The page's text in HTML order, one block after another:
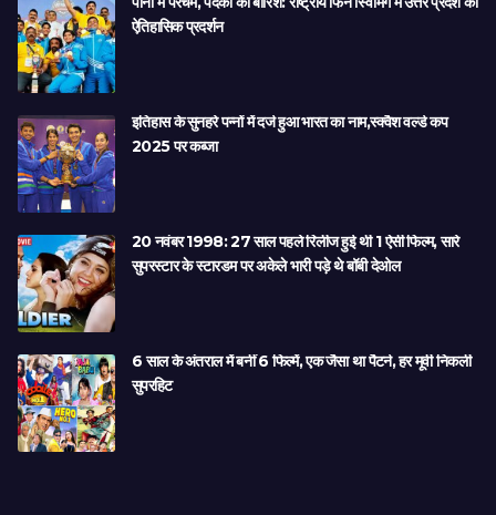
ऐतिहासिक प्रदर्शन
इतिहास के सुनहरे पन्नों में दर्ज हुआ भारत का नाम,स्क्वैश वर्ल्ड कप
2025 पर कब्जा
20 नवंबर 1998: 27 साल पहले रिलीज हुई थी 1 ऐसी फिल्म, सारे
सुपरस्टार के स्टारडम पर अकेले भारी पड़े थे बॉबी देओल
6 साल के अंतराल में बनीं 6 फिल्में, एक जैसा था पैटर्न, हर मूवी निकली
सुपरहिट